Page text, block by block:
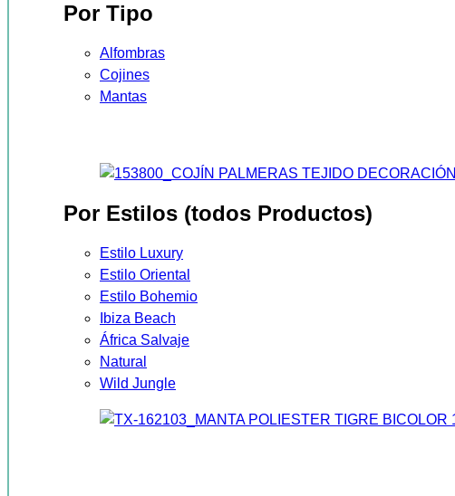
Por Tipo
Alfombras
Cojines
Mantas
Por Estilos (todos Productos)
Estilo Luxury
Estilo Oriental
Estilo Bohemio
Ibiza Beach
África Salvaje
Natural
Wild Jungle